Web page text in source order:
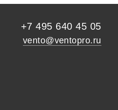
+7 495 640 45 05
vento@ventopro.ru